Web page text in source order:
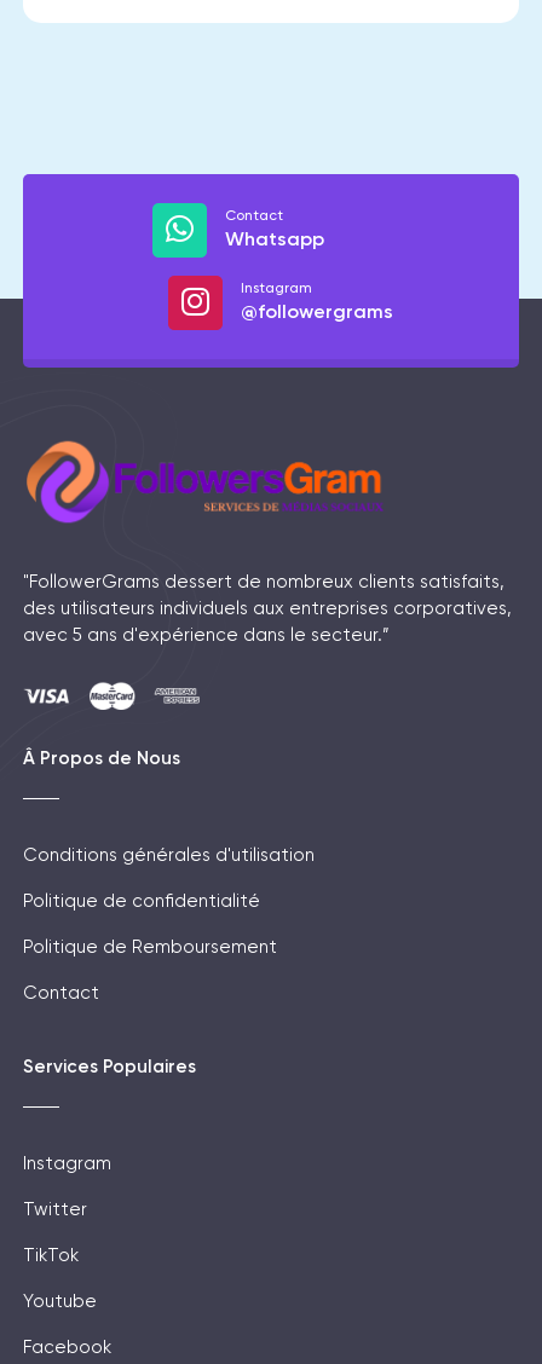
Contact
Whatsapp
Instagram
@followergrams
"FollowerGrams dessert de nombreux clients satisfaits,
des utilisateurs individuels aux entreprises corporatives,
avec 5 ans d'expérience dans le secteur.”
Â Propos de Nous
Conditions générales d'utilisation
Politique de confidentialité
Politique de Remboursement
Contact
Services Populaires
Instagram
Twitter
TikTok
Youtube
Facebook